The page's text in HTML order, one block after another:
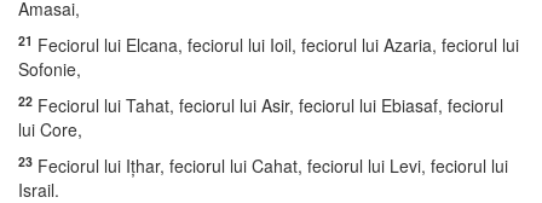
Amasai,
21 Feciorul lui Elcana, feciorul lui Ioil, feciorul lui Azaria, feciorul lui
Sofonie,
22 Feciorul lui Tahat, feciorul lui Asir, feciorul lui Ebiasaf, feciorul
lui Core,
23 Feciorul lui Iţhar, feciorul lui Cahat, feciorul lui Levi, feciorul lui
Israil.